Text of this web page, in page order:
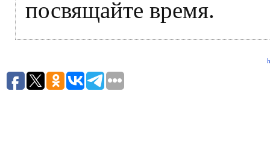
посвящайте время.